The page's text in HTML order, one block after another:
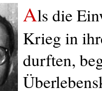
Als die
Krieg in
durften,